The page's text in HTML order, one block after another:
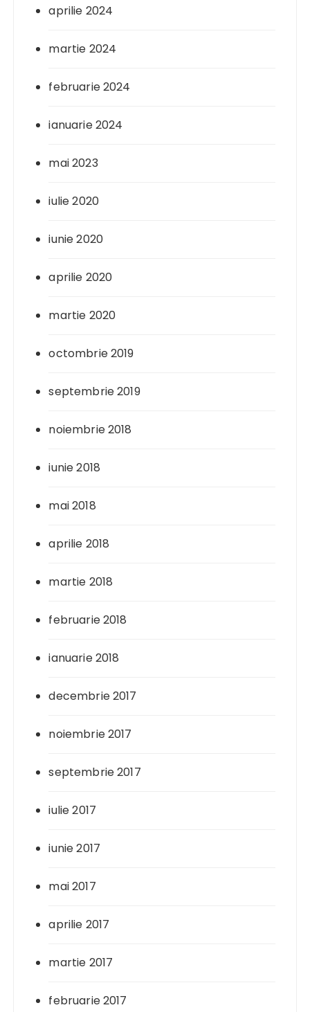
aprilie 2024
martie 2024
februarie 2024
ianuarie 2024
mai 2023
iulie 2020
iunie 2020
aprilie 2020
martie 2020
octombrie 2019
septembrie 2019
noiembrie 2018
iunie 2018
mai 2018
aprilie 2018
martie 2018
februarie 2018
ianuarie 2018
decembrie 2017
noiembrie 2017
septembrie 2017
iulie 2017
iunie 2017
mai 2017
aprilie 2017
martie 2017
februarie 2017